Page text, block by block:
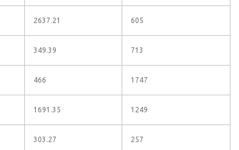
2637.21 605
349.39 713
466 1747
1691.35 1249
303.27 257